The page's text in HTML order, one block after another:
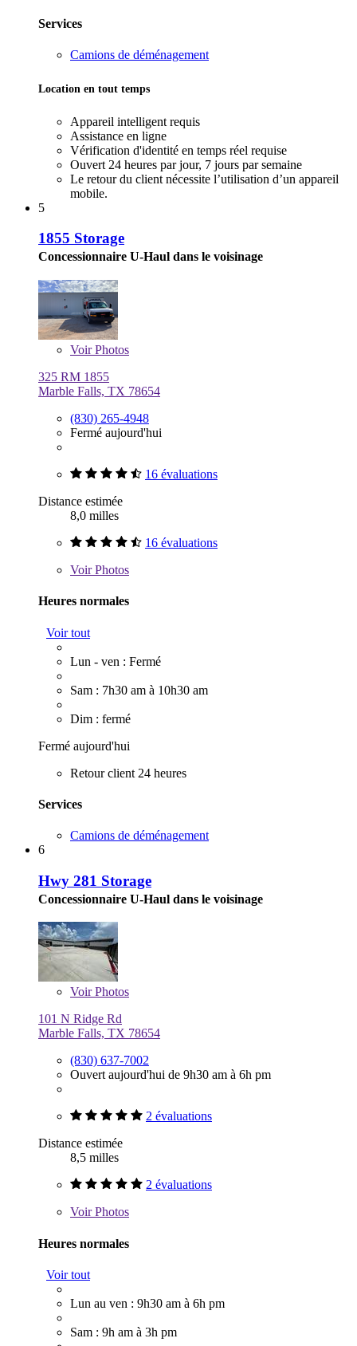
Services
Camions de déménagement
Location en tout temps
Appareil intelligent requis
Assistance en ligne
Vérification d'identité en temps réel requise
Ouvert 24 heures par jour, 7 jours par semaine
Le retour du client nécessite l’utilisation d’un appareil
mobile.
5
1855 Storage
Concessionnaire U-Haul dans le voisinage
VoirPhotos
325 RM 1855
Marble Falls, TX 78654
(830) 265-4948
Fermé aujourd'hui
16 évaluations
Distance estimée
8,0 milles
16 évaluations
VoirPhotos
Heures normales
Voir tout
Lun - ven : Fermé
Sam : 7h30 am à 10h30 am
Dim : fermé
Fermé aujourd'hui
Retour client 24 heures
Services
Camions de déménagement
6
Hwy 281 Storage
Concessionnaire U-Haul dans le voisinage
VoirPhotos
101 N Ridge Rd
Marble Falls, TX 78654
(830) 637-7002
Ouvert aujourd'hui de 9h30 am à 6h pm
2 évaluations
Distance estimée
8,5 milles
2 évaluations
VoirPhotos
Heures normales
Voir tout
Lun au ven : 9h30 am à 6h pm
Sam : 9h am à 3h pm